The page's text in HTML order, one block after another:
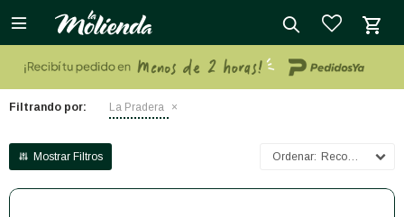

Filtrando por: La Pradera
Recomendados